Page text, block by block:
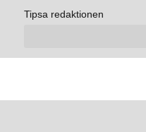
Tipsa redaktionen